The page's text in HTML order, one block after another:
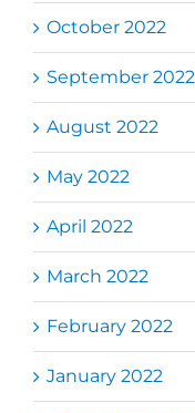
October 2022
September 2022
August 2022
May 2022
April 2022
March 2022
February 2022
January 2022